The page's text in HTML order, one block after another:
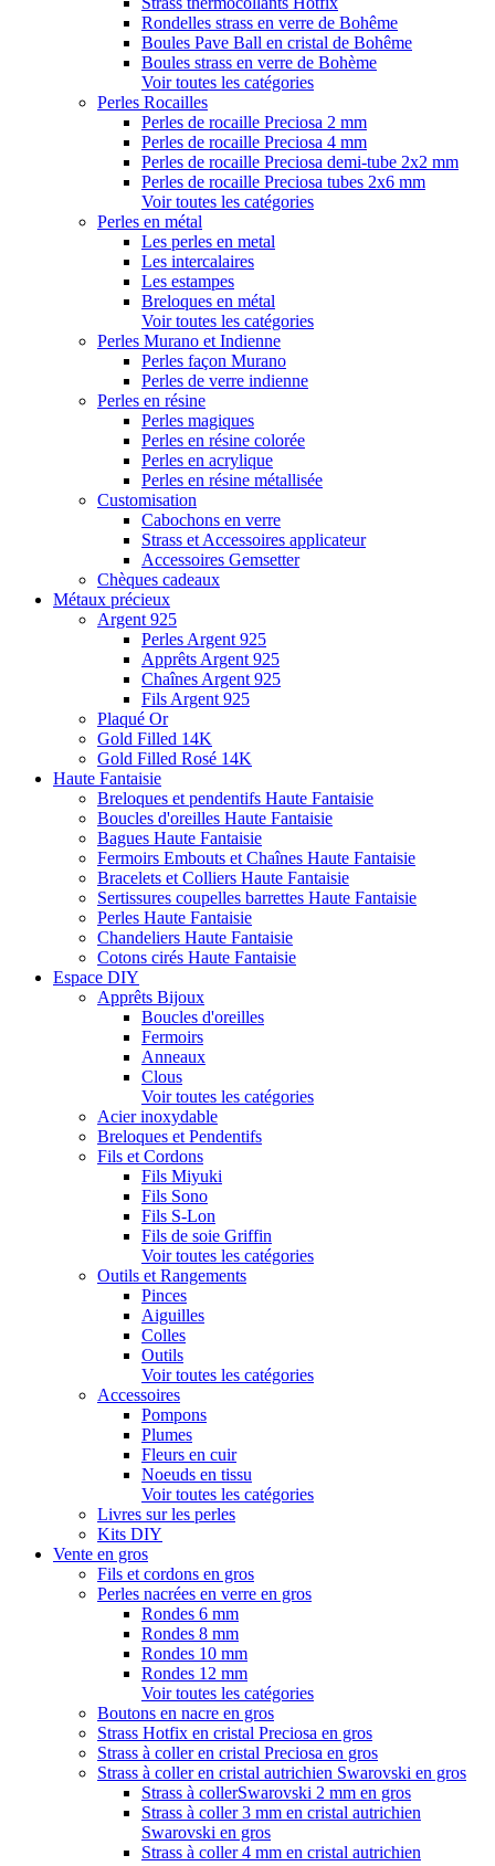
Rondelles strass en verre de Bohême
Boules Pave Ball en cristal de Bohême
Boules strass en verre de Bohème
Voir toutes les catégories
Perles Rocailles
Perles de rocaille Preciosa 2 mm
Perles de rocaille Preciosa 4 mm
Perles de rocaille Preciosa demi-tube 2x2 mm
Perles de rocaille Preciosa tubes 2x6 mm
Voir toutes les catégories
Perles en métal
Les perles en metal
Les intercalaires
Les estampes
Breloques en métal
Voir toutes les catégories
Perles Murano et Indienne
Perles façon Murano
Perles de verre indienne
Perles en résine
Perles magiques
Perles en résine colorée
Perles en acrylique
Perles en résine métallisée
Customisation
Cabochons en verre
Strass et Accessoires applicateur
Accessoires Gemsetter
Chèques cadeaux
Métaux précieux
Argent 925
Perles Argent 925
Apprêts Argent 925
Chaînes Argent 925
Fils Argent 925
Plaqué Or
Gold Filled 14K
Gold Filled Rosé 14K
Haute Fantaisie
Breloques et pendentifs Haute Fantaisie
Boucles d'oreilles Haute Fantaisie
Bagues Haute Fantaisie
Fermoirs Embouts et Chaînes Haute Fantaisie
Bracelets et Colliers Haute Fantaisie
Sertissures coupelles barrettes Haute Fantaisie
Perles Haute Fantaisie
Chandeliers Haute Fantaisie
Cotons cirés Haute Fantaisie
Espace DIY
Apprêts Bijoux
Boucles d'oreilles
Fermoirs
Anneaux
Clous
Voir toutes les catégories
Acier inoxydable
Breloques et Pendentifs
Fils et Cordons
Fils Miyuki
Fils Sono
Fils S-Lon
Fils de soie Griffin
Voir toutes les catégories
Outils et Rangements
Pinces
Aiguilles
Colles
Outils
Voir toutes les catégories
Accessoires
Pompons
Plumes
Fleurs en cuir
Noeuds en tissu
Voir toutes les catégories
Livres sur les perles
Kits DIY
Vente en gros
Fils et cordons en gros
Perles nacrées en verre en gros
Rondes 6 mm
Rondes 8 mm
Rondes 10 mm
Rondes 12 mm
Voir toutes les catégories
Boutons en nacre en gros
Strass Hotfix en cristal Preciosa en gros
Strass à coller en cristal Preciosa en gros
Strass à coller en cristal autrichien Swarovski en gros
Strass à collerSwarovski 2 mm en gros
Strass à coller 3 mm en cristal autrichien
Swarovski en gros
Strass à coller 4 mm en cristal autrichien